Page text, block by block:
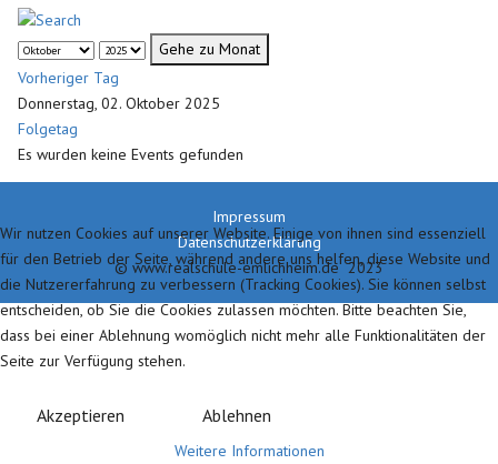
Gehe zu Monat
Vorheriger Tag
Donnerstag, 02. Oktober 2025
Folgetag
Es wurden keine Events gefunden
Impressum
Datenschutzerklärung
© www.realschule-emlichheim.de 2023
Wir nutzen Cookies auf unserer Website. Einige von ihnen sind essenziell
für den Betrieb der Seite, während andere uns helfen, diese Website und
die Nutzererfahrung zu verbessern (Tracking Cookies). Sie können selbst
entscheiden, ob Sie die Cookies zulassen möchten. Bitte beachten Sie,
dass bei einer Ablehnung womöglich nicht mehr alle Funktionalitäten der
Seite zur Verfügung stehen.
Akzeptieren Ablehnen
Weitere Informationen